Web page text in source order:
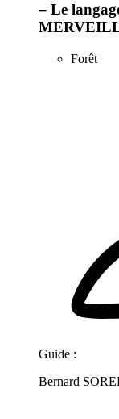
– Le
Forêt
Guide :
Bernard